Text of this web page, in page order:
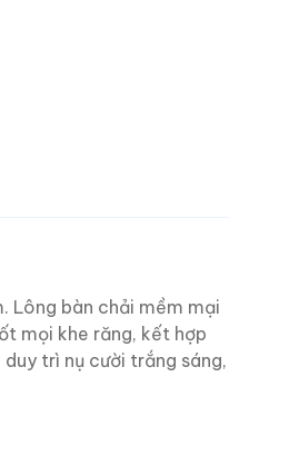
Lông bàn chải mềm mại
mọi khe răng, kết hợp
trì nụ cười trắng sáng,